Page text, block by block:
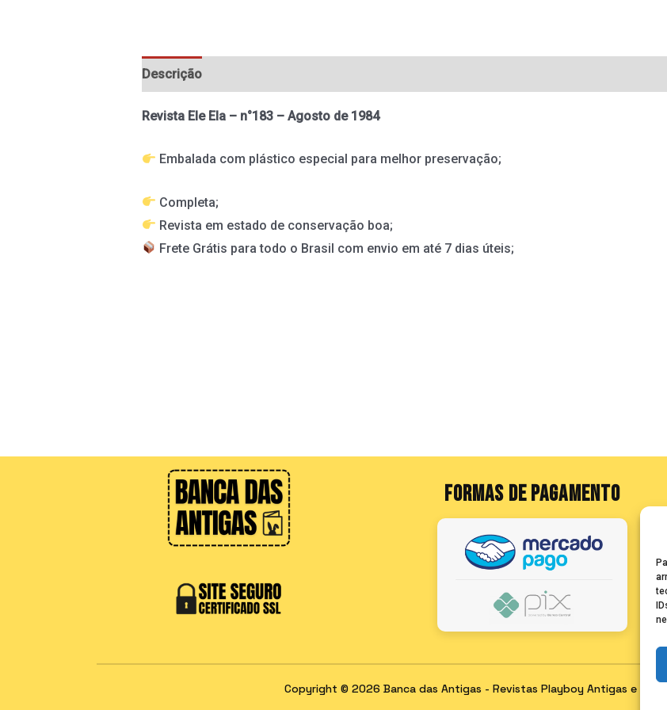
Descrição
Revista Ele Ela – n°183 – Agosto de 1984
Embalada com plástico especial para melhor preservação;
Completa;
Revista em estado de conservação boa;
Frete Grátis para todo o Brasil com envio em até 7 dias úteis;
FORMAS DE PAGAMENTO
Copyright © 2026 Banca das Antigas - Revistas Playboy Antigas e Raras